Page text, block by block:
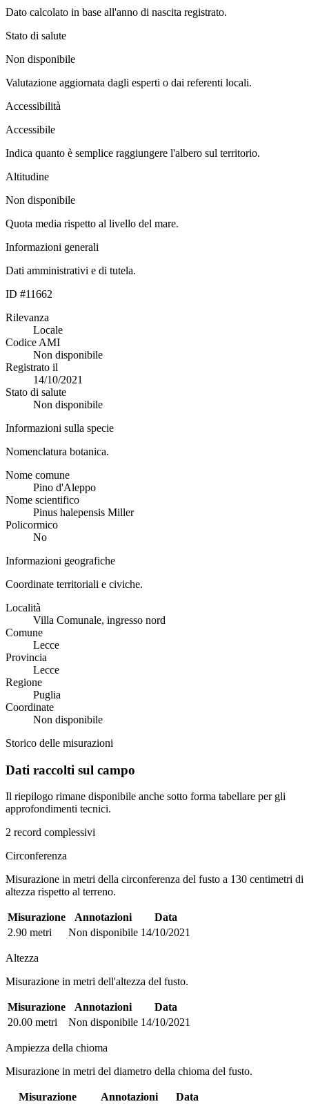
Dato calcolato in base all'anno di nascita registrato.
Stato di salute
Non disponibile
Valutazione aggiornata dagli esperti o dai referenti locali.
Accessibilità
Accessibile
Indica quanto è semplice raggiungere l'albero sul territorio.
Altitudine
Non disponibile
Quota media rispetto al livello del mare.
Informazioni generali
Dati amministrativi e di tutela.
ID #11662
Rilevanza
Locale
Codice AMI
Non disponibile
Registrato il
14/10/2021
Stato di salute
Non disponibile
Informazioni sulla specie
Nomenclatura botanica.
Nome comune
Pino d'Aleppo
Nome scientifico
Pinus halepensis Miller
Policormico
No
Informazioni geografiche
Coordinate territoriali e civiche.
Località
Villa Comunale, ingresso nord
Comune
Lecce
Provincia
Lecce
Regione
Puglia
Coordinate
Non disponibile
Storico delle misurazioni
Dati raccolti sul campo
Il riepilogo rimane disponibile anche sotto forma tabellare per gli
approfondimenti tecnici.
2 record complessivi
Circonferenza
Misurazione in metri della circonferenza del fusto a 130 centimetri di
altezza rispetto al terreno.
Misurazione Annotazioni
Data
2.90 metri
Non disponibile 14/10/2021
Altezza
Misurazione in metri dell'altezza del fusto.
Misurazione Annotazioni
Data
20.00 metri
Non disponibile 14/10/2021
Ampiezza della chioma
Misurazione in metri del diametro della chioma del fusto.
Misurazione Annotazioni
Data